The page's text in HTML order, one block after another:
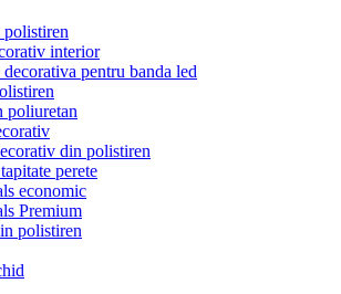
polistiren
interior
decorativa pentru banda led
poliuretan
din polistiren
perete
economic
Premium
polistiren